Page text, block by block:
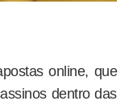
online, que
dentro das